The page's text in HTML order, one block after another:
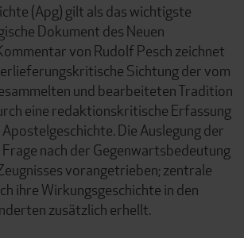
(Apg) gilt als das wichtigste
Dokument des Neuen
von Rudolf Pesch zeichnet
Sichtung der vom
und bearbeiteten Tradition
eine redaktionskritische Erfassung
Die Auslegung der
nach der Gegenwartsbedeutung
vorangetrieben; zentrale
ihre Wirkungsgeschichte in den
zusätzlich erhellt.